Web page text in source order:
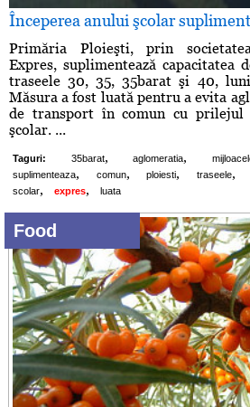
Începerea anului şcolar
Primăria Ploieşti, prin
Expres, suplimentează capacitatea
traseele 30, 35, 35barat şi 40,
Măsura a fost luată pentru a evita
de transport în comun cu prilejul
şcolar. ...
Taguri: 35barat, aglomeratia,
suplimenteaza, comun, ploiesti, traseele,
scolar, expres, luata
Food